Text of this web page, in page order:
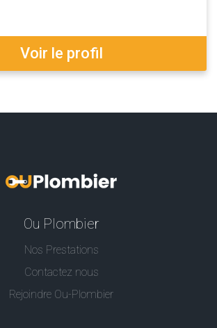
Voir le profil
Ou Plombier
Nos Prestations
Contactez nous
Rejoindre Ou-Plombier